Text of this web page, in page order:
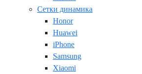
Сетки динамика
Honor
Huawei
iPhone
Samsung
Xiaomi